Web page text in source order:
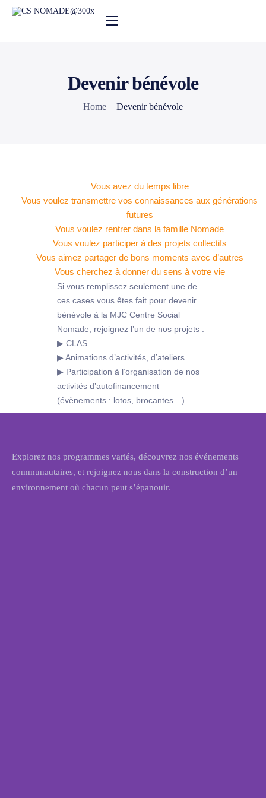
Nos activités
Devenir bénévole
Home Devenir bénévole
Vous avez du temps libre
Vous voulez transmettre vos connaissances aux générations
futures
Vous voulez rentrer dans la famille Nomade
Vous voulez participer à des projets collectifs
Vous aimez partager de bons moments avec d’autres
Vous cherchez à donner du sens à votre vie
Si vous remplissez seulement une de
ces cases vous êtes fait pour devenir
bénévole à la MJC Centre Social
Nomade, rejoignez l’un de nos projets :
▶ CLAS
▶ Animations d’activités, d’ateliers…
▶ Participation à l’organisation de nos
activités d’autofinancement
(évènements : lotos, brocantes…)
Explorez nos programmes variés, découvrez nos événements
communautaires, et rejoignez nous dans la construction d’un
environnement où chacun peut s’épanouir.